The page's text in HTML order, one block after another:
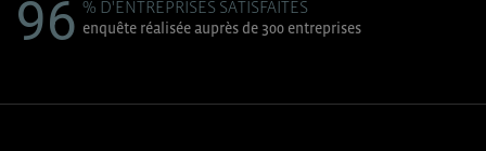
96 % D'ENTREPRISES SATISFAITES
enquête réalisée auprès de 300 entreprises